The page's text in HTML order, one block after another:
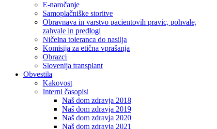
E-naročanje
Samoplačniške storitve
Obravnava in varstvo pacientovih pravic, pohvale,
zahvale in predlogi
Ničelna toleranca do nasilja
Komisija za etična vprašanja
Obrazci
Slovenija transplant
Obvestila
Kakovost
Interni časopisi
Naš dom zdravja 2018
Naš dom zdravja 2019
Naš dom zdravja 2020
Naš dom zdravja 2021